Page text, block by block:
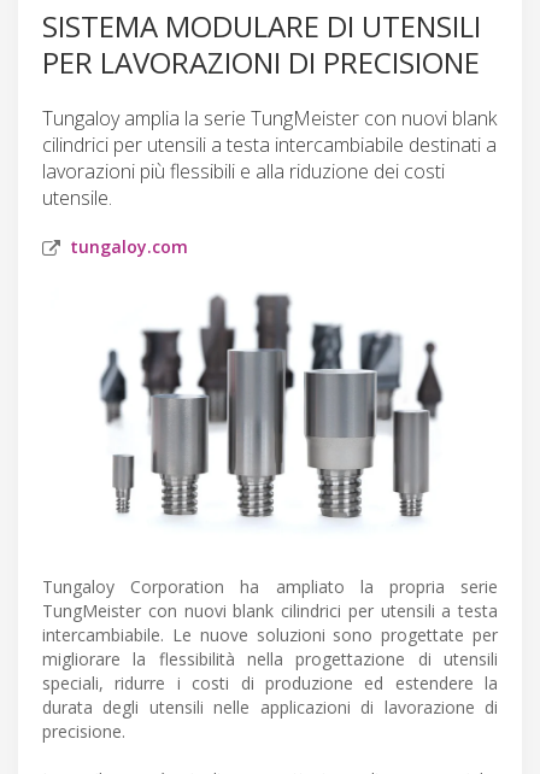
SISTEMA MODULARE DI UTENSILI
PER LAVORAZIONI DI PRECISIONE
Tungaloy amplia la serie TungMeister con nuovi blank
cilindrici per utensili a testa intercambiabile destinati a
lavorazioni più flessibili e alla riduzione dei costi
utensile.
tungaloy.com
Tungaloy Corporation ha ampliato la propria serie
TungMeister con nuovi blank cilindrici per utensili a testa
intercambiabile. Le nuove soluzioni sono progettate per
migliorare la flessibilità nella progettazione di utensili
speciali, ridurre i costi di produzione ed estendere la
durata degli utensili nelle applicazioni di lavorazione di
precisione.